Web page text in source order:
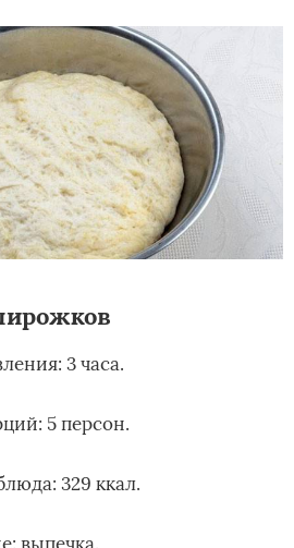
3 часа.
5 персон.
329 ккал.